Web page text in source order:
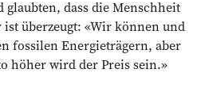
dass die Menschheit
überzeugt: «Wir können und
fossilen Energieträgern, aber
höher wird der Preis sein.»